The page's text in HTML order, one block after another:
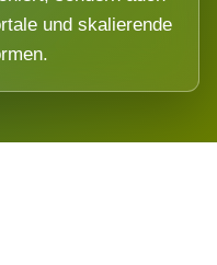
und skalierende